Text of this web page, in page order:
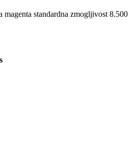
standardna zmogljivost 8.500